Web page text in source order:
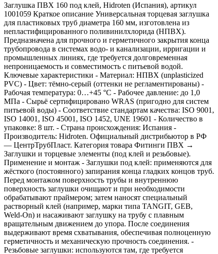
Заглушка ПВХ 160 под клей, Hidroten (Испания), артикул
1001059 Краткое описание Универсальная торцевая заглушка
для пластиковых труб диаметра 160 мм, изготовлена из
непластифицированного поливинилхлорида (НПВХ).
Предназначена для прочного и герметичного закрытия конца
трубопровода в системах водо- и канализации, ирригации и
промышленных линиях, где требуется долговременная
непроницаемость и совместимость с питьевой водой.
Ключевые характеристики - Материал: НПВХ (unplasticized
PVC) - Цвет: тёмно‑серый (оттенки не регламентированы) -
Рабочая температура: 0…+45 °C - Рабочее давление: до 1,0
МПа - Сырьё сертифицировано WRAS (пригодно для систем
питьевой воды) - Соответствие стандартам качества: ISO 9001,
ISO 14001, ISO 45001, ISO 1452, UNE 19601 - Количество в
упаковке: 8 шт. - Страна происхождения: Испания -
Производитель: Hidroten. Официальный дистрибьютор в РФ
— ЦентрТрубПласт. Категория товара Фитинги ПВХ →
Заглушки и торцевые элементы (под клей и резьбовые).
Применение и монтаж - Заглушки под клей: применяются для
жёсткого (постоянного) запирания конца гладких концов труб.
Перед монтажом поверхность трубы и внутреннюю
поверхность заглушки очищают и при необходимости
обрабатывают праймером; затем наносят специальный
растворный клей (например, марки типа TANGIT, GEB,
Weld‑On) и насаживают заглушку на трубу с плавным
вращательным движением до упора. После соединения
выдерживают время схватывания, обеспечивая полноценную
герметичность и механическую прочность соединения. -
Резьбовые заглушки: используются там, где требуется